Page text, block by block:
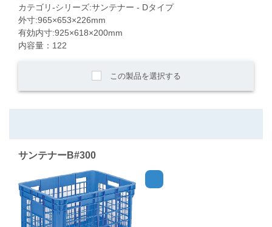
カテゴリ-シリーズ:サンテナー - Dタイプ
外寸:965×653×226mm
有効内寸:925×618×200mm
内容量：122
この製品を選択する
サンテナーB#300